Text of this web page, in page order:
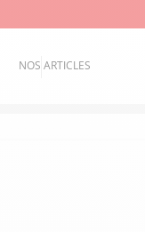
NOS ARTICLES